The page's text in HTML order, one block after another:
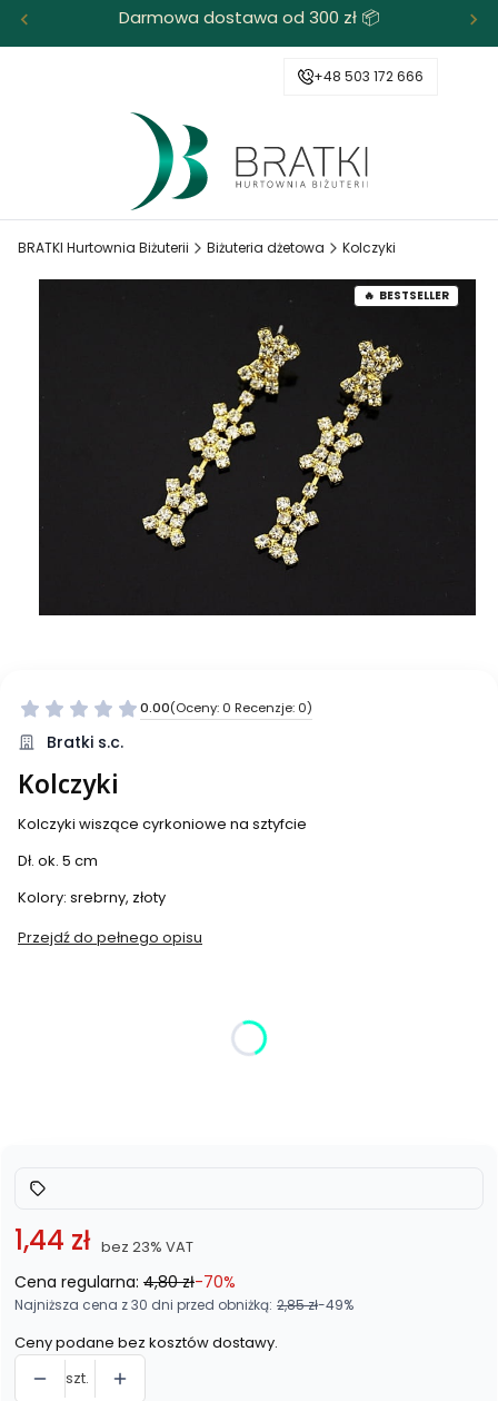
Darmowa dostawa od 300 zł 📦
+48 503 172 666
BRATKI Hurtownia Biżuterii Biżuteria dżetowa Kolczyki
BESTSELLER
0.00(Oceny: 0 Recenzje: 0)
Bratki s.c.
Kolczyki
Kolczyki wiszące cyrkoniowe na sztyfcie
Dł. ok. 5 cm
Kolory: srebrny, złoty
Przejdź do pełnego opisu
1,44 zł bez 23% VAT
Cena regularna: 4,80 zł-70%
Najniższa cena z 30 dni przed obniżką: 2,85 zł-49%
Ceny podane bez kosztów dostawy.
szt.